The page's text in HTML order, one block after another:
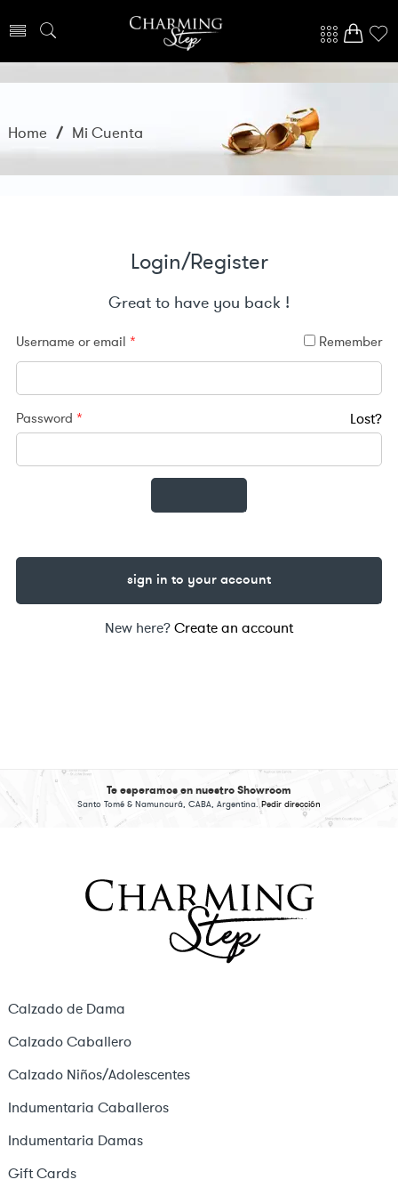
Home / Mi Cuenta
Login/Register
Great to have you back !
Username or email * Remember
Password * Lost?
sign in to your account
New here?Create an account
Te esperamos en nuestro Showroom
Santo Tomé & Namuncurá, CABA, Argentina.Pedir dirección
Calzado de Dama
Calzado Caballero
Calzado Niños/Adolescentes
Indumentaria Caballeros
Indumentaria Damas
Gift Cards